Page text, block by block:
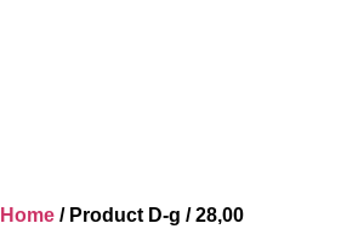
Home / Product D-g / 28,00